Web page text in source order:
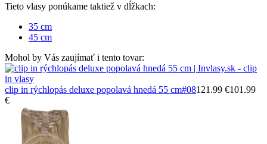
Tieto vlasy ponúkame taktiež v dĺžkach:
35 cm
45 cm
Mohol by Vás zaujímať i tento tovar:
clip in rýchlopás deluxe popolavá hnedá 55 cm#08121.99 €101.99
€